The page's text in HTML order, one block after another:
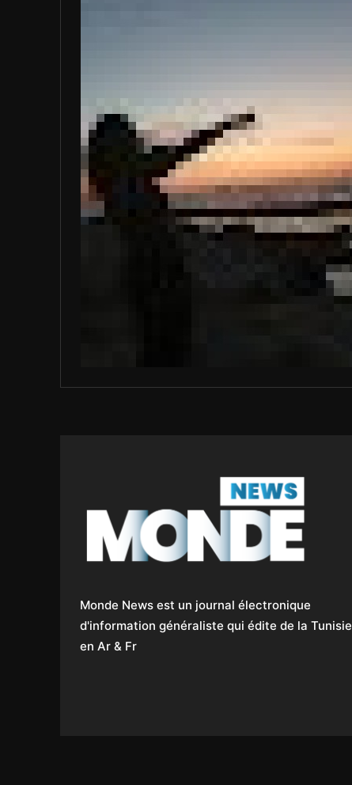
Monde News est un journal électronique
d'information généraliste qui édite de la Tunisie
en Ar & Fr